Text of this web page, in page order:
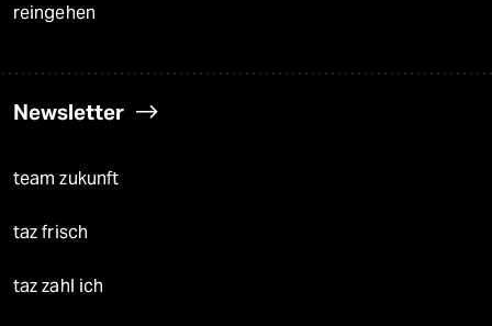
reingehen
Newsletter
team zukunft
taz frisch
taz zahl ich